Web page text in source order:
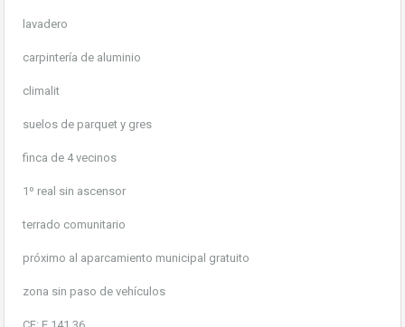
lavadero
carpintería de aluminio
climalit
suelos de parquet y gres
finca de 4 vecinos
1º real sin ascensor
terrado comunitario
próximo al aparcamiento municipal gratuito
zona sin paso de vehículos